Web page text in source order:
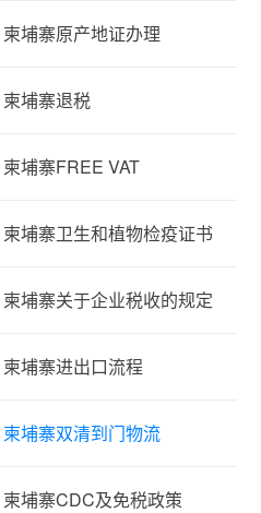
柬埔寨原产地证办理
柬埔寨退税
柬埔寨FREE VAT
柬埔寨卫生和植物检疫证书
柬埔寨关于企业税收的规定
柬埔寨进出口流程
柬埔寨双清到门物流
柬埔寨CDC及免税政策